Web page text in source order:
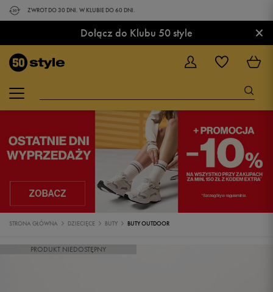
ZWROT DO 30 DNI. W KLUBIE DO 60 DNI.
Dołącz do Klubu 50 style ×
STRONA GŁÓWNA DZIECIĘCE BUTY BUTY OUTDOOR
PRODUKT NIEDOSTĘPNY